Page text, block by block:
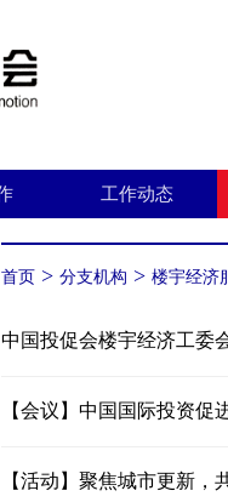
工作动态
首页 > 分支机构 > 楼宇经济
中国投促会楼宇经济工委
【会议】中国国际投资
【活动】聚焦城市更新